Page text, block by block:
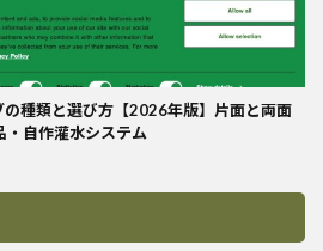
の種類と選び方【2026年版】片面と両面
・自作灌水システム